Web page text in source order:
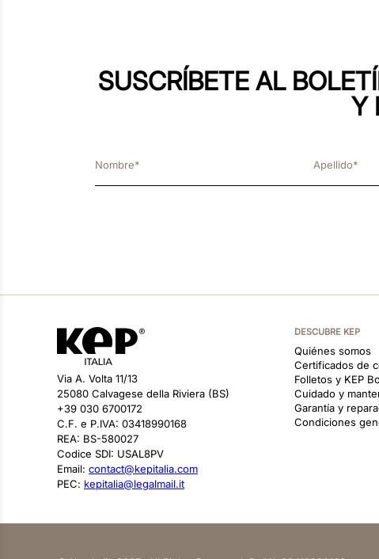
SUSCRÍBETE AL
Y
Via A. Volta 11/13
25080 Calvagese della Riviera (BS)
+39 030 6700172
C.F. e P.IVA: 03418990168
REA: BS-580027
Codice SDI: USAL8PV
Email: contact@kepitalia.com
PEC: kepitalia@legalmail.it
DESCUBRE KEP
Quiénes somos
Certificados de
Folletos y KEP
Cuidado y
Garantía y
Condiciones